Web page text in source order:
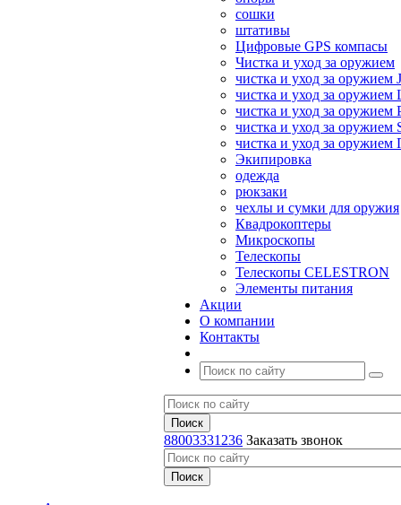
сошки
штативы
Цифровые GPS компасы
Чистка и уход за оружием
чистка и уход за оружием
чистка и уход за оружием
чистка и уход за оружием
чистка и уход за оружием
чистка и уход за
Экипировка
одежда
рюкзаки
чехлы и сумки для оружия
Квадрокоптеры
Микроскопы
Телескопы
Телескопы CELESTRON
Элементы питания
Акции
О компании
Контакты
88003331236 Заказать звонок